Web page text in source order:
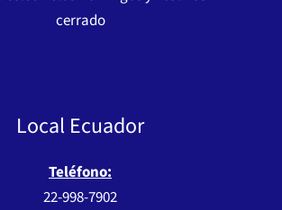
cerrado
Local Ecuador
Teléfono:
22-998-7902